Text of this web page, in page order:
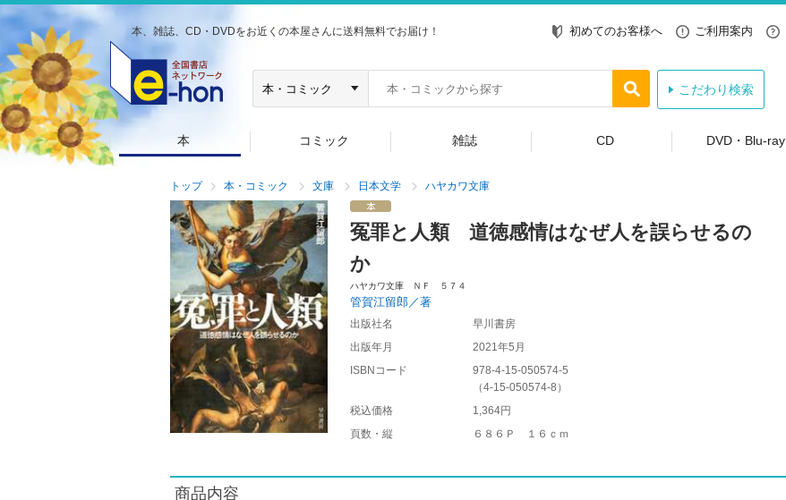
本、雑誌、CD・DVDをお近くの本屋さんに送料無料でお届け！ 初めてのお客様へ ご利用案内
こだわり検索
本 コミック 雑誌 CD DVD・Blu-ray
トップ 本・コミック 文庫 日本文学 ハヤカワ文庫
冤罪と人類 道徳感情はなぜ人を誤らせるの
か
ハヤカワ文庫 ＮＦ ５７４
管賀江留郎／著
出版社名
早川書房
出版年月
2021年5月
ISBNコード
978-4-15-050574-5
（4-15-050574-8 ）
税込価格
1,364円
頁数・縦
６８６Ｐ １６ｃｍ
商品内容